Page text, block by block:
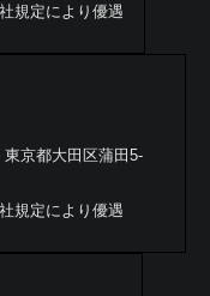
規定により優遇
京都大田区蒲田5-
規定により優遇